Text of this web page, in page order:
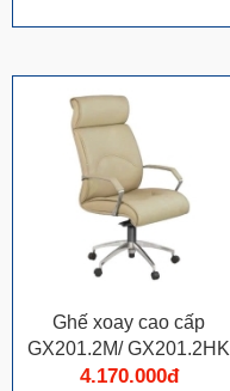
Ghế xoay cao cấp
GX201.2M/ GX201.2HK
4.170.000đ